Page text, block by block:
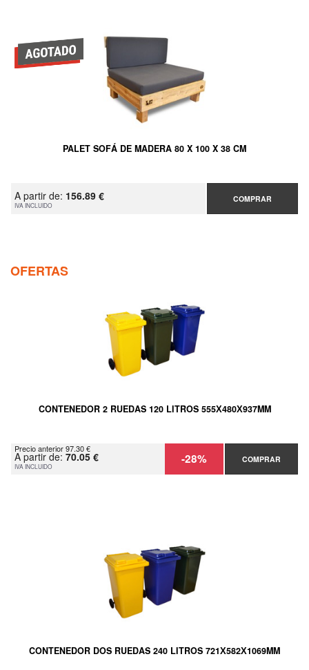
PALET SOFÁ DE MADERA 80 X 100 X 38 CM
A partir de: 156.89 €
IVA INCLUIDO
COMPRAR
OFERTAS
CONTENEDOR 2 RUEDAS 120 LITROS 555Х480Х937MM
Precio anterior 97.30 €
A partir de: 70.05 €
IVA INCLUIDO -28% COMPRAR
CONTENEDOR DOS RUEDAS 240 LITROS 721Х582Х1069MM